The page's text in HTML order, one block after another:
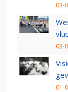
03-
03-
01-